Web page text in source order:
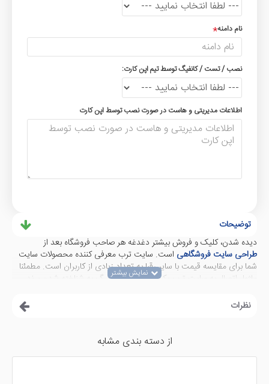
نام دامنه
نصب / تست / کانفیگ توسط تیم اپن کارت:
اطلاعات مدیریتی و هاست در صورت نصب توسط اپن کارت
توضیحات
دیده شدن، کلیک و فروش بیشتر دغدغه هر صاحب فروشگاه بعد از
طراحی سایت فروشگاهی است. سایت ترب معرفی کننده محصولات سایت
شما برای مقایسه قیمت با سایر رقبا به تعداد زیادی از کاربران است. مطمئنا
ماژول اتصال به سایت ترب یکی از کمک های بزرگ به شناخته شدن برند
خواندن دیتای محصولات سایت اپن کارت شما توسط ربات ترب بصورت
های اضافه منابع سروری می شود. با api ترب که توسط متخصصان اپن
کارت آماده شده است می توانید داده های مورد نیاز این سایت را برای
نمایش در ترب در اختیارش قرار دهید. اطلاعاتی مانند نام، تصویر، قیمت
نظرات
از دسته بندی مشابه